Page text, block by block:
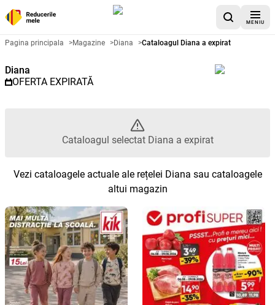
MENIU
Catalog promoțional Diana -
Pagina principala >Magazine >Diana >Cataloagul Diana a expirat
Diana
OFERTA EXPIRATĂ
Cataloagul selectat Diana a expirat
Vezi cataloagele actuale ale rețelei Diana sau cataloagele
altui magazin